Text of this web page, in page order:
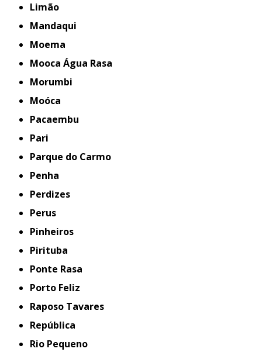
Limão
Mandaqui
Moema
Mooca Água Rasa
Morumbi
Moóca
Pacaembu
Pari
Parque do Carmo
Penha
Perdizes
Perus
Pinheiros
Pirituba
Ponte Rasa
Porto Feliz
Raposo Tavares
República
Rio Pequeno